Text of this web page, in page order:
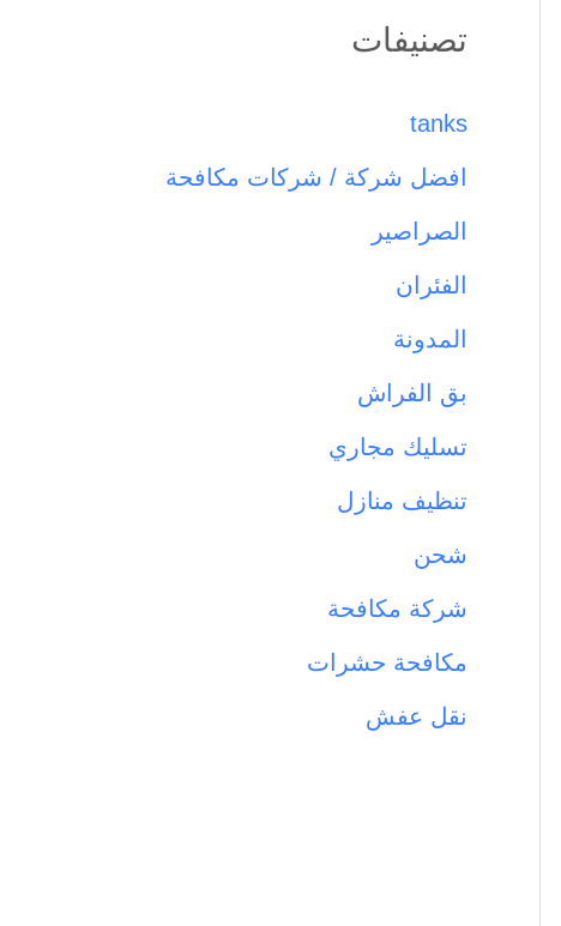
تصنيفات
tanks
افضل شركة / شركات مكافحة
الصراصير
الفئران
المدونة
بق الفراش
تسليك مجاري
تنظيف منازل
شحن
شركة مكافحة
مكافحة حشرات
نقل عفش